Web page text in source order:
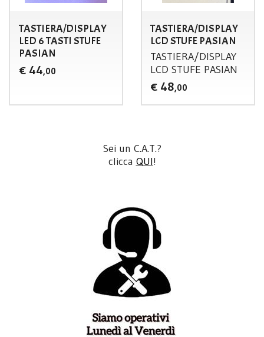
TASTIERA/DISPLAY
LED 6 TASTI STUFE
PASIAN
€ 44,00
TASTIERA/DISPLAY
LCD STUFE PASIAN
TASTIERA/DISPLAY
LCD STUFE PASIAN
€ 48,00
Sei un C.A.T.?
clicca QUI!